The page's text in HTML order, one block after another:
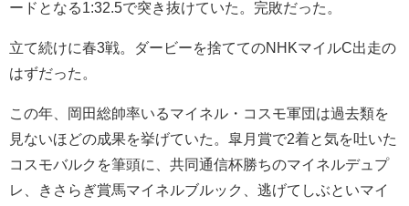
ードとなる1:32.5で突き抜けていた。完敗だった。
立て続けに春3戦。ダービーを捨ててのNHKマイルC出走の
はずだった。
この年、岡田総帥率いるマイネル・コスモ軍団は過去類を
見ないほどの成果を挙げていた。皐月賞で2着と気を吐いた
コスモバルクを筆頭に、共同通信杯勝ちのマイネルデュプ
レ、きさらぎ賞馬マイネルブルック、逃げてしぶといマイ